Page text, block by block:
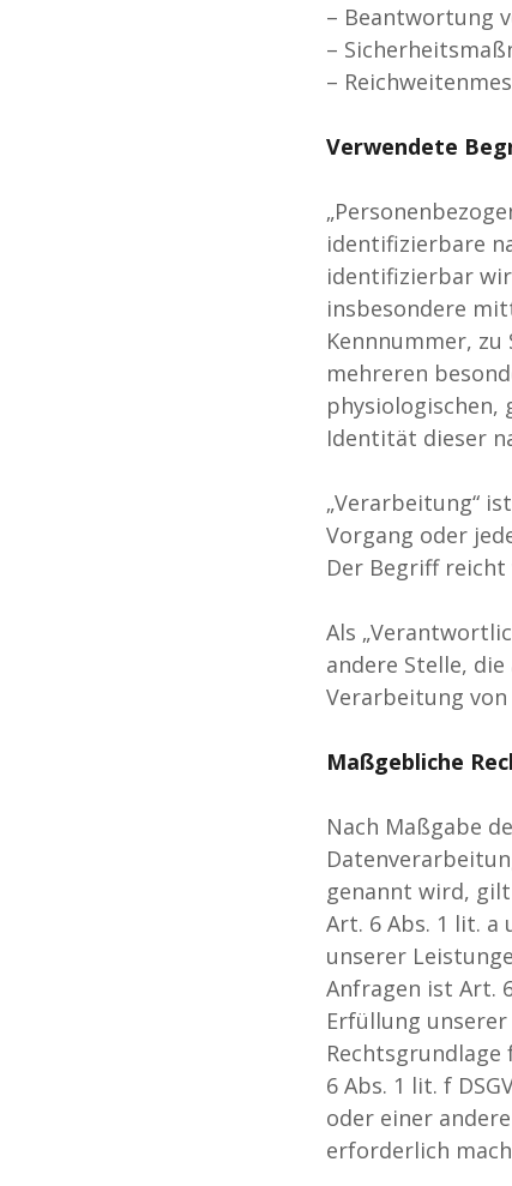
– Beantwortung
–
–
Verwendete
identifizierbare
identifizierbar
insbesondere
Kennnummer,
mehreren
physiologischen,
Identität dieser
„Verarbeitung“
Vorgang oder
Der Begriff
Als
andere Stelle,
Verarbeitung
Maßgebliche
Nach Maßgabe
genannt wird,
Art. 6 Abs. 1 lit. a
unserer
Anfragen ist Art.
Erfüllung
6 Abs. 1 lit. f
oder einer
erforderlich